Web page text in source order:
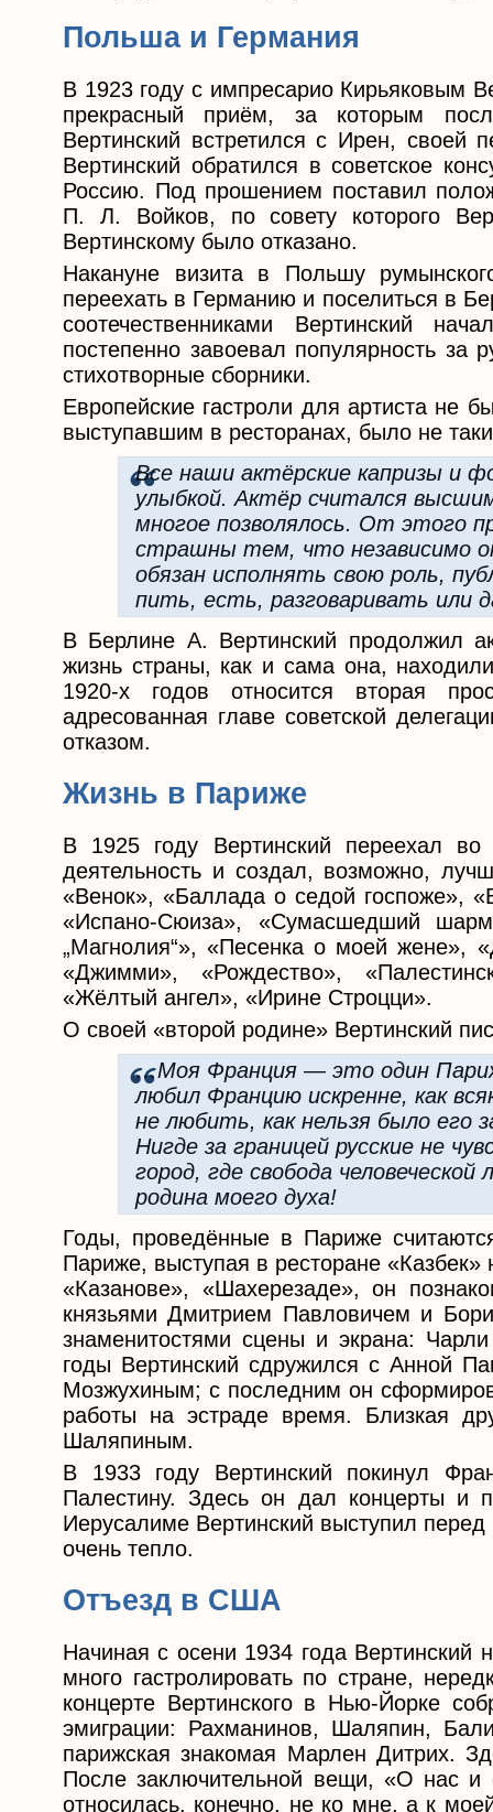
Польша и Германия
В 1923 году с импресарио Кирьяковым
прекрасный приём, за которым
Вертинский встретился с Ирен, своей
Вертинский обратился в советское
Россию. Под прошением поставил
П. Л. Войков, по совету которого
Вертинскому было отказано.
Накануне визита в Польшу
переехать в Германию и поселиться в
соотечественниками Вертинский
постепенно завоевал популярность
стихотворные сборники.
Европейские гастроли для артиста не
выступавшим в ресторанах, было не
Все наши актёрские капризы и
улыбкой. Актёр считался
многое позволялось. От этого
страшны тем, что независимо
обязан исполнять свою роль,
пить, есть, разговаривать или
В Берлине А. Вертинский продолжил
жизнь страны, как и сама она,
1920-х годов относится вторая
адресованная главе советской
отказом.
Жизнь в Париже
В 1925 году Вертинский переехал
деятельность и создал, возможно,
«Венок», «Баллада о седой госпоже»,
«Испано-Сюиза», «Сумасшедший
„Магнолия“», «Песенка о моей жене»,
«Джимми», «Рождество»,
«Жёлтый ангел», «Ирине Строцци».
О своей «второй родине» Вертинский
…Моя Франция — это один
любил Францию искренне, как
не любить, как нельзя было его
Нигде за границей русские не
город, где свобода
родина моего духа!
Годы, проведённые в Париже
Париже, выступая в ресторане
«Казанове», «Шахерезаде», он
князьями Дмитрием Павловичем и
знаменитостями сцены и экрана:
годы Вертинский сдружился с Анной
Мозжухиным; с последним он
работы на эстраде время. Близкая
Шаляпиным.
В 1933 году Вертинский покинул
Палестину. Здесь он дал концерты и
Иерусалиме Вертинский выступил
очень тепло.
Отъезд в США
Начиная с осени 1934 года Вертинский
много гастролировать по стране,
концерте Вертинского в Нью-Йорке
эмиграции: Рахманинов, Шаляпин,
парижская знакомая Марлен Дитрих.
После заключительной вещи, «О нас и
относилась, конечно, не ко мне, а к